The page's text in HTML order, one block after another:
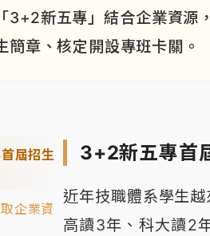
3+2新五專」結合企業資源
簡章、核定開設專班卡關。
屆招生
企業資
3+2新五專首
近年技職體系學生
高讀3年、科大讀2